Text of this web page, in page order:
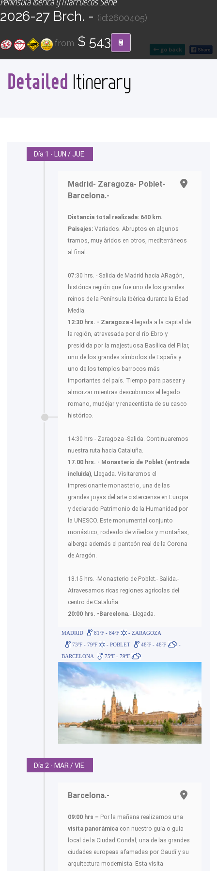
CONTACT
Find your Tour
go back
2026-27 Brch. - (id:2600405)
from $ 543
Detailed Itinerary
Día 1 - LUN / JUE.
Madrid- Zaragoza- Poblet-
Barcelona.-
Distancia total realizada: 640 km.
Paisajes: Variados. Abruptos en algunos
tramos, muy áridos en otros, mediterráneos
al final.
07:30 hrs. - Salida de Madrid hacia ARagón,
histórica región que fue uno de los grandes
reinos de la Península Ibérica durante la Edad
Media.
12:30 hrs. - Zaragoza -Llegada a la capital de
la región, atravesada por el río Ebro y
presidida por la majestuosa Basílica del Pilar,
uno de los grandes símbolos de España y
uno de los templos barrocos más
importantes del país. Tiempo para pasear y
almorzar mientras descubrimos el legado
romano, mudéjar y renacentista de su casco
histórico.
14:30 hrs - Zaragoza -Salida. Continuaremos
nuestra ruta hacia Cataluña.
17.00 hrs. - Monasterio de Poblet (entrada
incluida), Llegada. Visitaremos el
impresionante monasterio, una de las
grandes joyas del arte cisterciense en Europa
y declarado Patrimonio de la Humanidad por
la UNESCO. Este monumental conjunto
monástico, rodeado de viñedos y montañas,
alberga además el panteón real de la Corona
de Aragón.
18.15 hrs. -Monasterio de Poblet.- Salida.-
Atravesamos ricas regiones agrícolas del
centro de Cataluña.
20:00 hrs. -Barcelona.- Llegada.
MADRID 81ºF - 84ºF
- ZARAGOZA
73ºF - 79ºF
- POBLET 48ºF - 48ºF
-
BARCELONA
75ºF - 79ºF
Día 2 - MAR / VIE.
Barcelona.-
09:00 hrs – Por la mañana realizamos una
visita panorámica con nuestro guía o guía
local de la Ciudad Condal, una de las grandes
ciudades europeas afamadas por Gaudí y su
arquitectura modernista. Esta visita